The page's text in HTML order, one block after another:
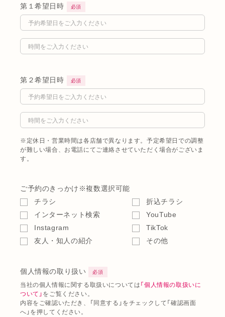
第１希望日時 必須
第２希望日時 必須
※定休日・営業時間は各店舗で異なります。予定希望日での調整
が難しい場合、お電話にてご連絡させていただく場合がございま
す。
ご予約のきっかけ ※複数選択可能
チラシ
折込チラシ
インターネット検索
YouTube
Instagram
TikTok
友人・知人の紹介
その他
個人情報の取り扱い 必須
当社の個人情報に関する取扱いについては「個人情報の取扱いに
ついて」をご覧ください。
内容をご確認いただき、「同意する」をチェックして「確認画面
へ」を押してください。